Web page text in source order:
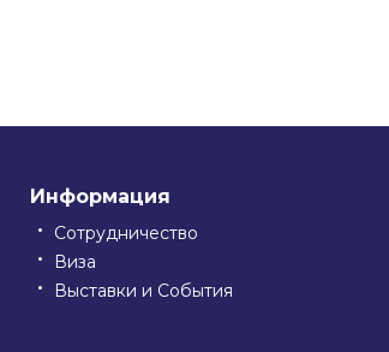
Информация
Сотрудничество
Виза
Выставки и События